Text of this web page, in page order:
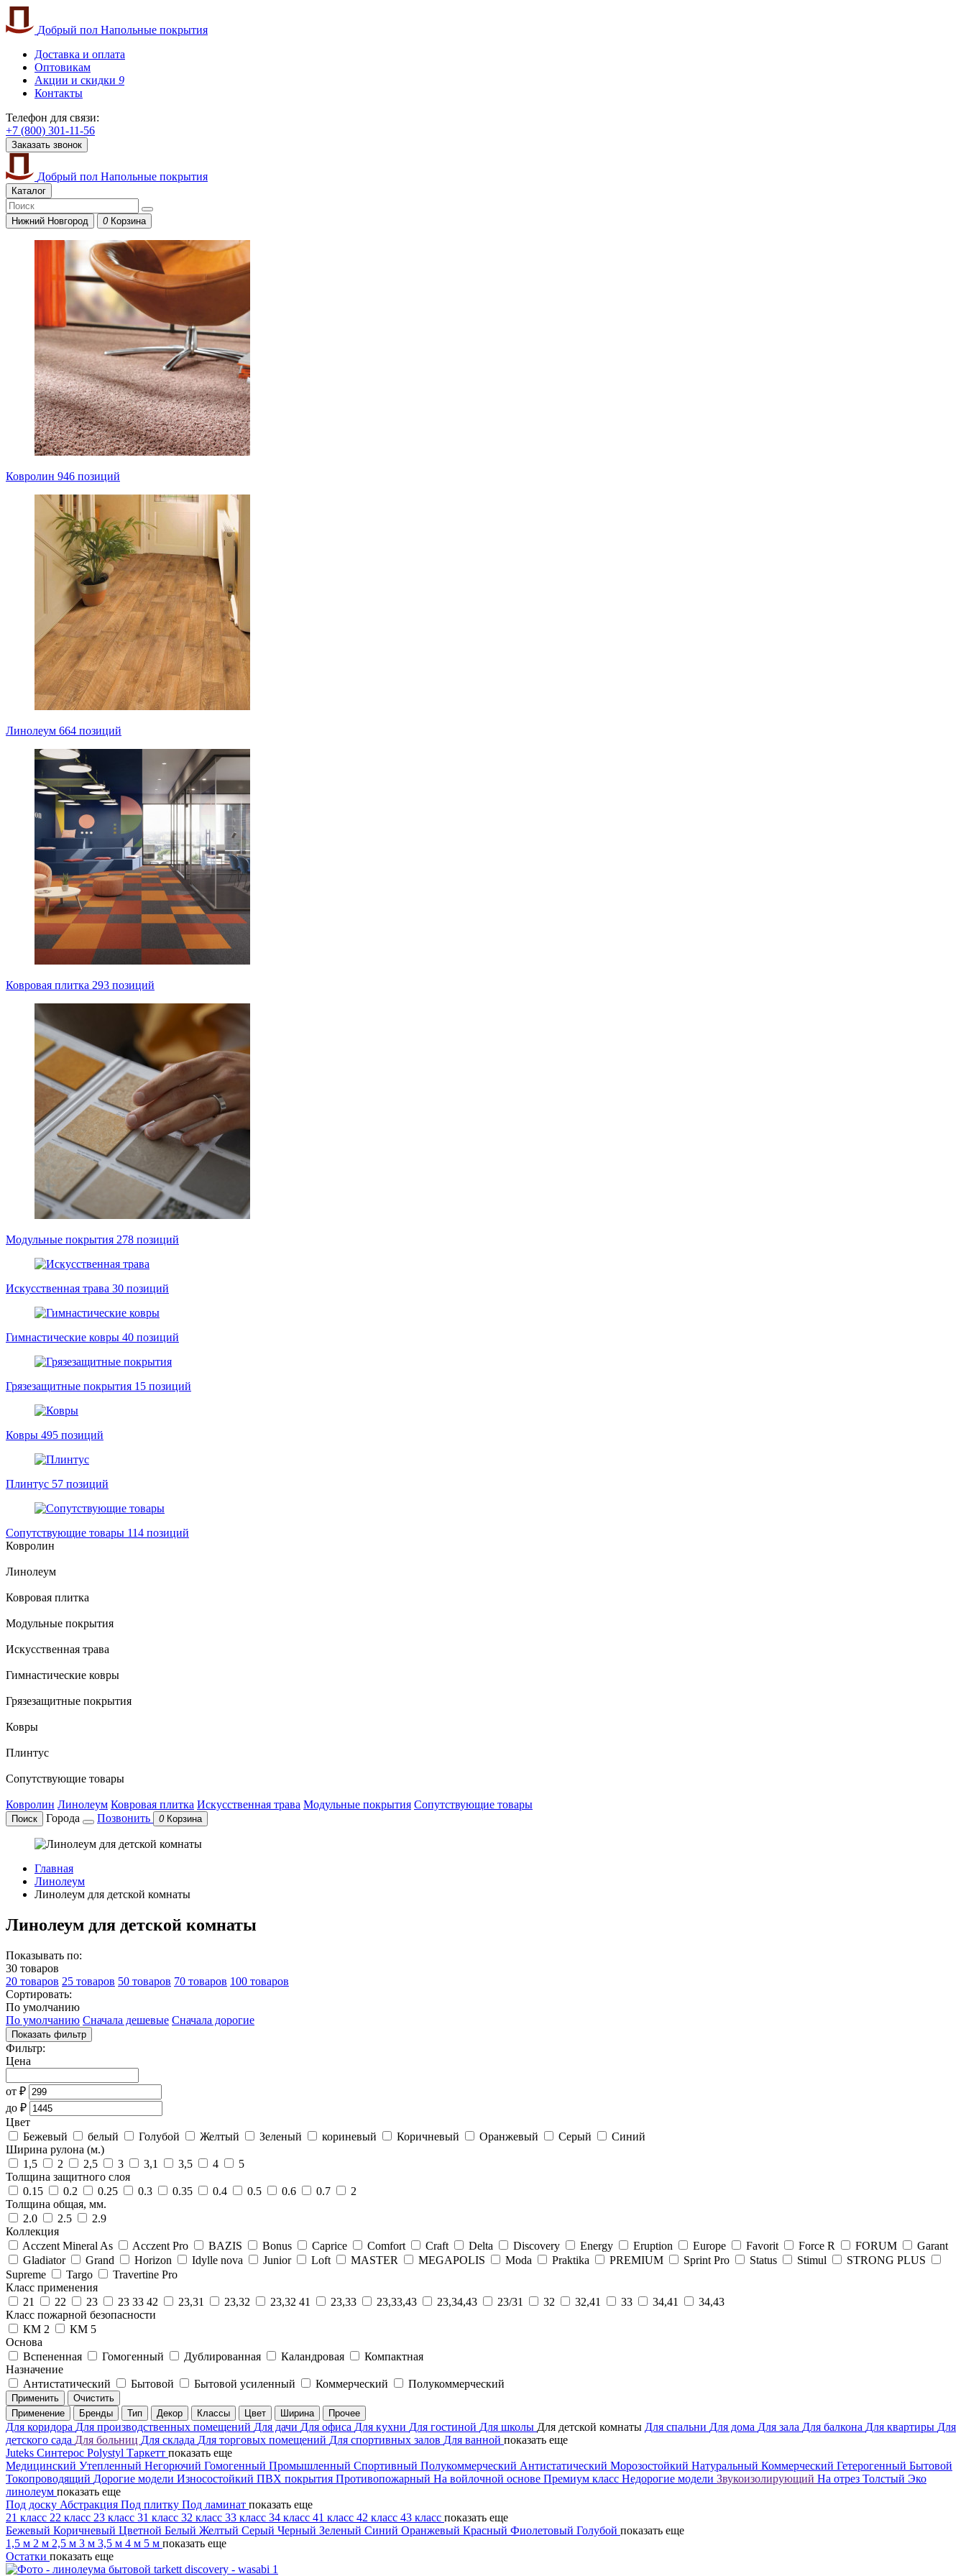
Добрый пол Напольные покрытия
Доставка и оплата
Оптовикам
Акции и скидки 9
Контакты
Телефон для связи:
+7 (800) 301-11-56
Заказать звонок
Добрый пол Напольные покрытия
Каталог
Нижний Новгород 0 Корзина
Ковролин 946 позиций
Линолеум 664 позиций
Ковровая плитка 293 позиций
Модульные покрытия 278 позиций
Искусственная трава 30 позиций
Гимнастические ковры 40 позиций
Грязезащитные покрытия 15 позиций
Ковры 495 позиций
Плинтус 57 позиций
Сопутствующие товары 114 позиций
Ковролин
Линолеум
Ковровая плитка
Модульные покрытия
Искусственная трава
Гимнастические ковры
Грязезащитные покрытия
Ковры
Плинтус
Сопутствующие товары
Ковролин Линолеум Ковровая плитка Искусственная трава Модульные покрытия Сопутствующие товары
Поиск Города Позвонить 0 Корзина
Главная
Линолеум
Линолеум для детской комнаты
Линолеум для детской комнаты
Показывать по:
30 товаров
20 товаров 25 товаров 50 товаров 70 товаров 100 товаров
Сортировать:
По умолчанию
По умолчанию Сначала дешевые Сначала дорогие
Показать фильтр
Фильтр:
Цена
от ₽
до ₽
Цвет
Бежевый
белый Голубой Желтый Зеленый кориневый Коричневый Оранжевый Серый
Синий
Ширина рулона (м.)
1,5
2 2,5 3 3,1 3,5 4
5
Толщина защитного слоя
0.15
0.2 0.25 0.3 0.35 0.4 0.5 0.6 0.7
2
Толщина общая, мм.
2.0
2.5
2.9
Коллекция
Acczent Mineral As
Acczent Pro BAZIS Bonus Caprice Comfort Craft Delta Discovery Energy Eruption Europe Favorit Force R FORUM
Garant
Gladiator
Grand Horizon Idylle nova Junior Loft MASTER MEGAPOLIS Moda Praktika PREMIUM Sprint Pro Status Stimul
STRONG PLUS
Supreme
Targo
Travertine Pro
Класс применения
21
22 23 23 33 42 23,31 23,32 23,32 41 23,33 23,33,43 23,34,43 23/31 32 32,41 33 34,41
34,43
Класс пожарной безопасности
КМ 2
КМ 5
Основа
Вспененная
Гомогенный Дублированная Каландровая
Компактная
Назначение
Антистатический
Бытовой Бытовой усиленный Коммерческий Полукоммерческий
Применить
Очистить
Применение
Бренды Тип Декор Классы Цвет Ширина Прочее
Для коридора Для производственных помещений Для дачи Для офиса Для кухни Для гостиной Для школы Для детской комнаты Для спальни Для дома Для зала Для балкона Для квартиры Для
детского сада Для больниц Для склада Для торговых помещений Для спортивных залов Для ванной показать еще
Juteks Синтерос Polystyl Таркетт показать еще
Медицинский Утепленный Негорючий Гомогенный Промышленный Спортивный Полукоммерческий Антистатический Морозостойкий Натуральный Коммерческий Гетерогенный Бытовой
Токопроводящий Дорогие модели Износостойкий ПВХ покрытия Противопожарный На войлочной основе Премиум класс Недорогие модели Звукоизолирующий На отрез Толстый Эко
линолеум показать еще
Под доску Абстракция Под плитку Под ламинат показать еще
21 класс 22 класс 23 класс 31 класс 32 класс 33 класс 34 класс 41 класс 42 класс 43 класс показать еще
Бежевый Коричневый Цветной Белый Желтый Серый Черный Зеленый Синий Оранжевый Красный Фиолетовый Голубой показать еще
1,5 м 2 м 2,5 м 3 м 3,5 м 4 м 5 м показать еще
Остатки показать еще